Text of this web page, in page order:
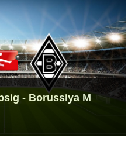
- Borussiya M